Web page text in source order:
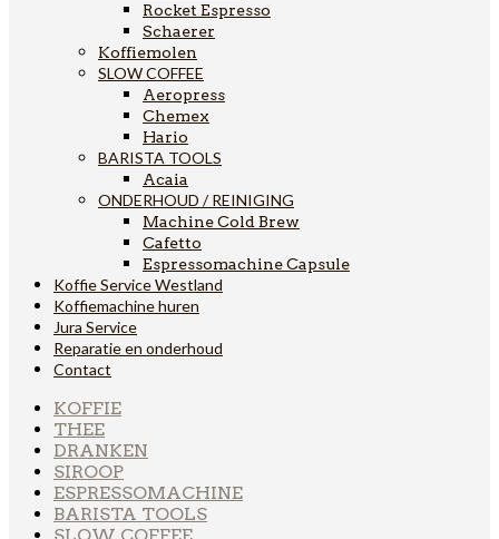
Rocket Espresso
Schaerer
Koffiemolen
SLOW COFFEE
Aeropress
Chemex
Hario
BARISTA TOOLS
Acaia
ONDERHOUD / REINIGING
Machine Cold Brew
Cafetto
Espressomachine Capsule
Koffie Service Westland
Koffiemachine huren
Jura Service
Reparatie en onderhoud
Contact
KOFFIE
THEE
DRANKEN
SIROOP
ESPRESSOMACHINE
BARISTA TOOLS